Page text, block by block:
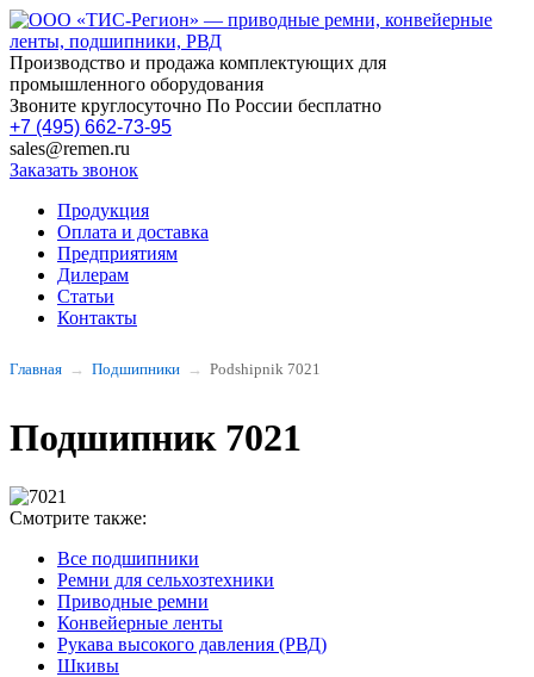
Производство и продажа комплектующих для
промышленного оборудования
Звоните круглосуточно По России бесплатно
+7 (495) 662-73-95
sales@remen.ru
Заказать звонок
Продукция
Оплата и доставка
Предприятиям
Дилерам
Статьи
Контакты
Главная Подшипники Podshipnik 7021
Подшипник 7021
Смотрите также:
Все подшипники
Ремни для сельхозтехники
Приводные ремни
Конвейерные ленты
Рукава высокого давления (РВД)
Шкивы